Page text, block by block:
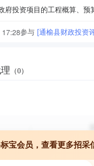
府投资项目的工程概算、
参与 [通榆县财政投资
（0）
宝会员，查看更多招采